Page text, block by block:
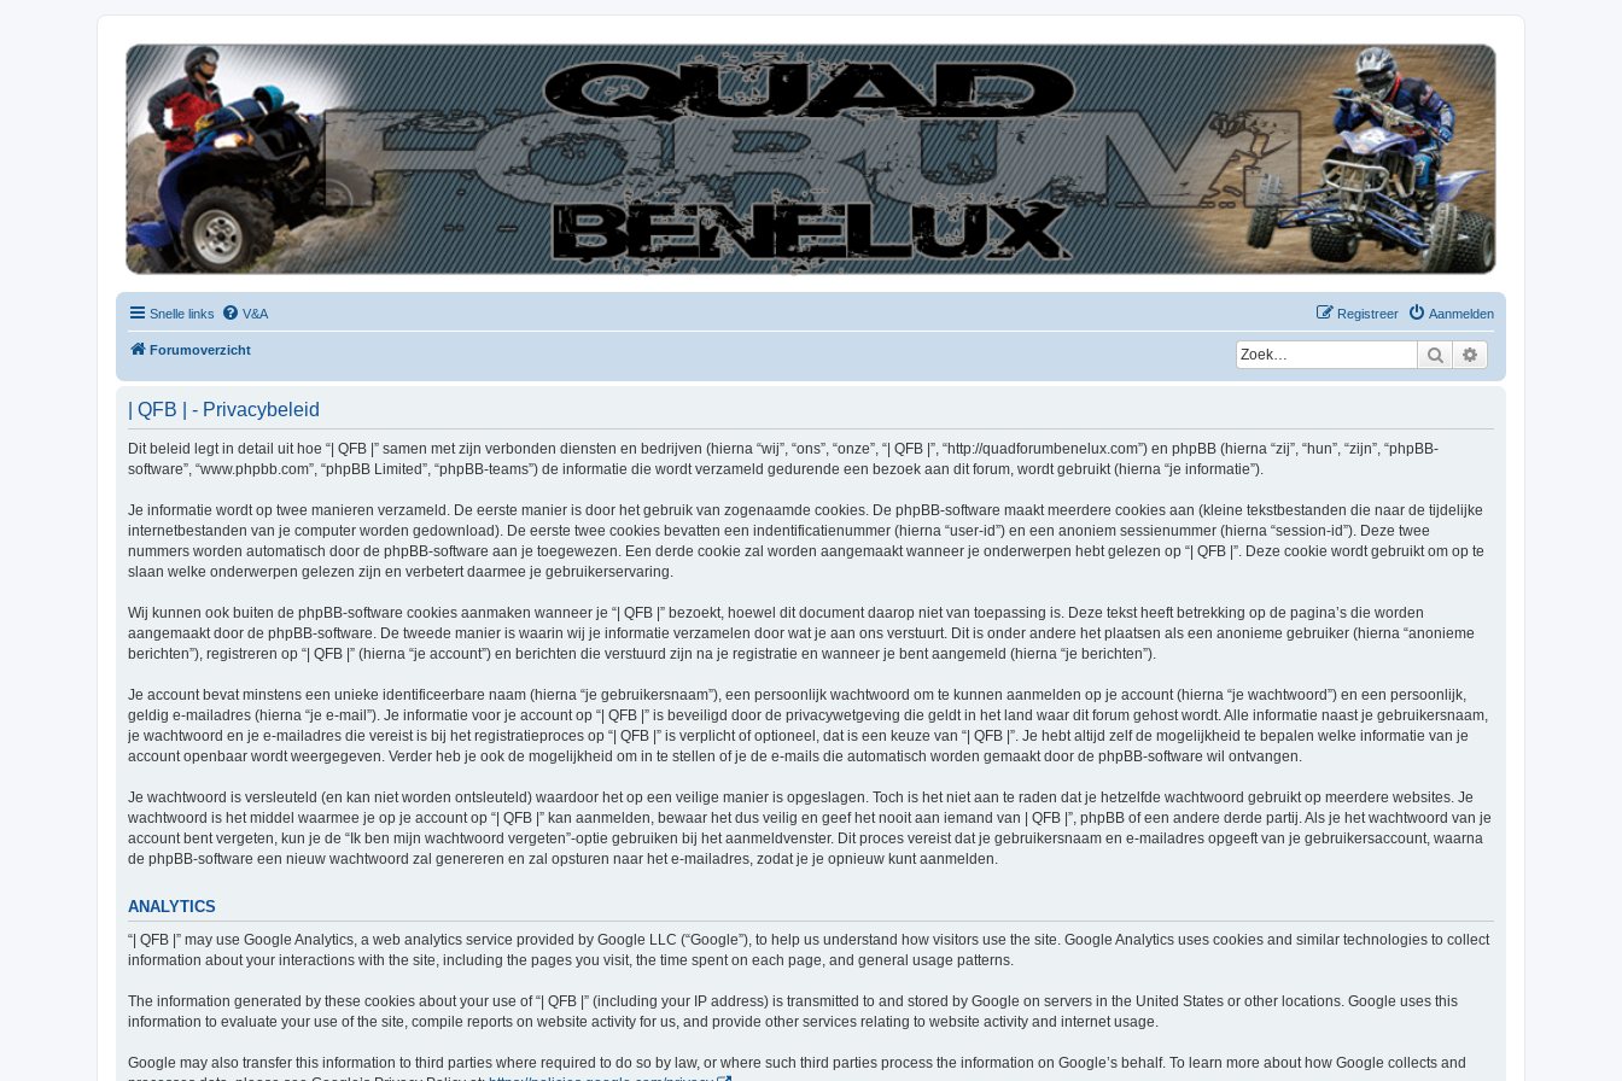
| QFB |
Hét quadforum van de Benelux
Snelle links V&A Aanmelden
Registreer
Forumoverzicht Zoek
| QFB | - Privacybeleid
Dit beleid legt in detail uit hoe “| QFB |” samen met zijn verbonden diensten en bedrijven (hierna “wij”, “ons”, “onze”, “| QFB |”, “http://quadforumbenelux.com”) en phpBB (hierna “zij”, “hun”, “zijn”, “phpBB-
software”, “www.phpbb.com”, “phpBB Limited”, “phpBB-teams”) de informatie die wordt verzameld gedurende een bezoek aan dit forum, wordt gebruikt (hierna “je informatie”).
Je informatie wordt op twee manieren verzameld. De eerste manier is door het gebruik van zogenaamde cookies. De phpBB-software maakt meerdere cookies aan (kleine tekstbestanden die naar de tijdelijke
internetbestanden van je computer worden gedownload). De eerste twee cookies bevatten een indentificatienummer (hierna “user-id”) en een anoniem sessienummer (hierna “session-id”). Deze twee
nummers worden automatisch door de phpBB-software aan je toegewezen. Een derde cookie zal worden aangemaakt wanneer je onderwerpen hebt gelezen op “| QFB |”. Deze cookie wordt gebruikt om op te
slaan welke onderwerpen gelezen zijn en verbetert daarmee je gebruikerservaring.
Wij kunnen ook buiten de phpBB-software cookies aanmaken wanneer je “| QFB |” bezoekt, hoewel dit document daarop niet van toepassing is. Deze tekst heeft betrekking op de pagina’s die worden
aangemaakt door de phpBB-software. De tweede manier is waarin wij je informatie verzamelen door wat je aan ons verstuurt. Dit is onder andere het plaatsen als een anonieme gebruiker (hierna “anonieme
berichten”), registreren op “| QFB |” (hierna “je account”) en berichten die verstuurd zijn na je registratie en wanneer je bent aangemeld (hierna “je berichten”).
Je account bevat minstens een unieke identificeerbare naam (hierna “je gebruikersnaam”), een persoonlijk wachtwoord om te kunnen aanmelden op je account (hierna “je wachtwoord”) en een persoonlijk,
geldig e-mailadres (hierna “je e-mail”). Je informatie voor je account op “| QFB |” is beveiligd door de privacywetgeving die geldt in het land waar dit forum gehost wordt. Alle informatie naast je gebruikersnaam,
je wachtwoord en je e-mailadres die vereist is bij het registratieproces op “| QFB |” is verplicht of optioneel, dat is een keuze van “| QFB |”. Je hebt altijd zelf de mogelijkheid te bepalen welke informatie van je
account openbaar wordt weergegeven. Verder heb je ook de mogelijkheid om in te stellen of je de e-mails die automatisch worden gemaakt door de phpBB-software wil ontvangen.
Je wachtwoord is versleuteld (en kan niet worden ontsleuteld) waardoor het op een veilige manier is opgeslagen. Toch is het niet aan te raden dat je hetzelfde wachtwoord gebruikt op meerdere websites. Je
wachtwoord is het middel waarmee je op je account op “| QFB |” kan aanmelden, bewaar het dus veilig en geef het nooit aan iemand van | QFB |”, phpBB of een andere derde partij. Als je het wachtwoord van je
account bent vergeten, kun je de “Ik ben mijn wachtwoord vergeten”-optie gebruiken bij het aanmeldvenster. Dit proces vereist dat je gebruikersnaam en e-mailadres opgeeft van je gebruikersaccount, waarna
de phpBB-software een nieuw wachtwoord zal genereren en zal opsturen naar het e-mailadres, zodat je je opnieuw kunt aanmelden.
ANALYTICS
“| QFB |” may use Google Analytics, a web analytics service provided by Google LLC (“Google”), to help us understand how visitors use the site. Google Analytics uses cookies and similar technologies to collect
information about your interactions with the site, including the pages you visit, the time spent on each page, and general usage patterns.
The information generated by these cookies about your use of “| QFB |” (including your IP address) is transmitted to and stored by Google on servers in the United States or other locations. Google uses this
information to evaluate your use of the site, compile reports on website activity for us, and provide other services relating to website activity and internet usage.
Google may also transfer this information to third parties where required to do so by law, or where such third parties process the information on Google’s behalf. To learn more about how Google collects and